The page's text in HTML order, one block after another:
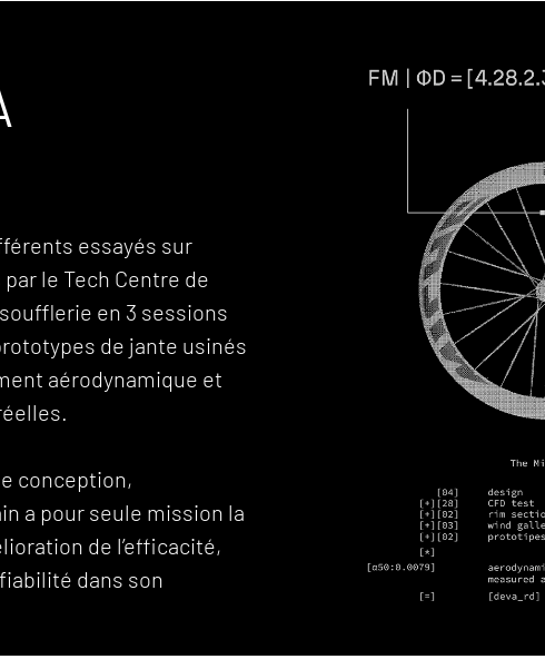
essayés sur
le Tech Centre de
en 3 sessions
de jante usinés
aérodynamique et
conception,
a pour seule mission la
de l’efficacité,
dans son